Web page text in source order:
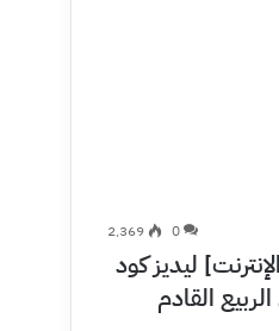
0 2٬369
ليديز كود
القادم